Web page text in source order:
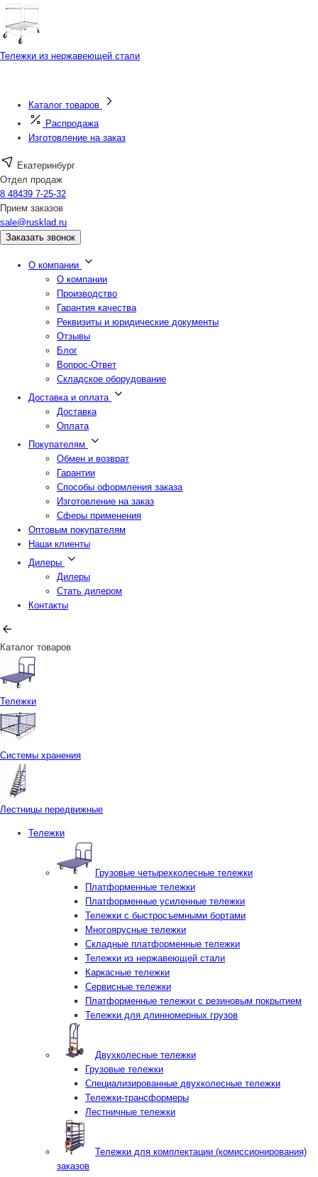
Тележки из нержавеющей стали
Каталог товаров
Распродажа
Изготовление на заказ
Екатеринбург
Отдел продаж
8 48439 7-25-32
Прием заказов
sale@rusklad.ru
Заказать звонок
О компании
О компании
Производство
Гарантия качества
Реквизиты и юридические документы
Отзывы
Блог
Вопрос-Ответ
Складское оборудование
Доставка и оплата
Доставка
Оплата
Покупателям
Обмен и возврат
Гарантии
Способы оформления заказа
Изготовление на заказ
Сферы применения
Оптовым покупателям
Наши клиенты
Дилеры
Дилеры
Стать дилером
Контакты
Каталог товаров
Тележки
Системы хранения
Лестницы передвижные
Тележки
Грузовые четырехколесные тележки
Платформенные тележки
Платформенные усиленные тележки
Тележки с быстросъемными бортами
Многоярусные тележки
Складные платформенные тележки
Тележки из нержавеющей стали
Каркасные тележки
Сервисные тележки
Платформенные тележки с резиновым покрытием
Тележки для длинномерных грузов
Двухколесные тележки
Грузовые тележки
Специализированные двухколесные тележки
Тележки-трансформеры
Лестничные тележки
Тележки для комплектации (комиссионирования)
заказов